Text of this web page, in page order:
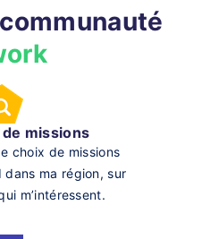
missions
choix de missions
dans ma région, sur
m’intéressent.